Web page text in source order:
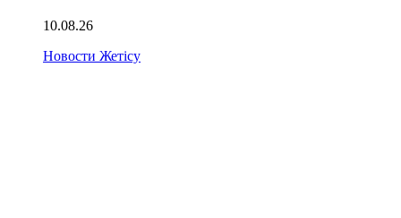
10.08.26
Новости Жетісу